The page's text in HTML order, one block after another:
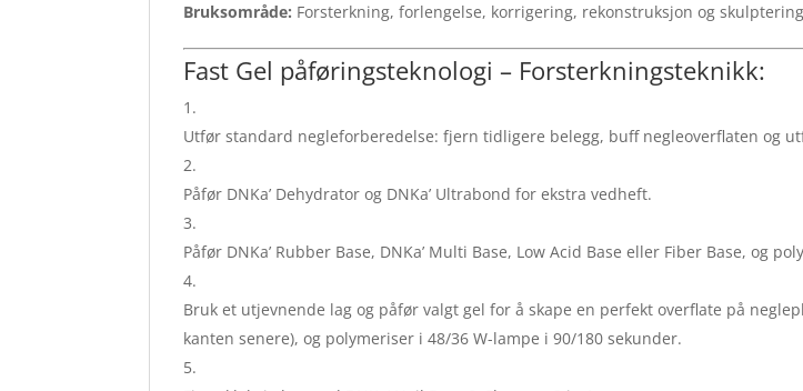
Bruksområde: Forsterkning, forlengelse, korrigering, rekonstruksjon og
Fast Gel påføringsteknologi – Forsterkningsteknikk:
Utfør standard negleforberedelse: fjern tidligere belegg, buff negleoverflaten og
Påfør DNKa’ Dehydrator og DNKa’ Ultrabond for ekstra vedheft.
Påfør DNKa’ Rubber Base, DNKa’ Multi Base, Low Acid Base eller Fiber Base, og
Bruk et utjevnende lag og påfør valgt gel for å skape en perfekt overflate på
kanten senere), og polymeriser i 48/36 W-lampe i 90/180 sekunder.